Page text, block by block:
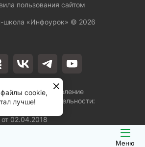
Меню
на осуществление
деятельности:
02.04.2018
пользования сайтом
школа «Инфоурок» © 2026
cookie,
лучше!